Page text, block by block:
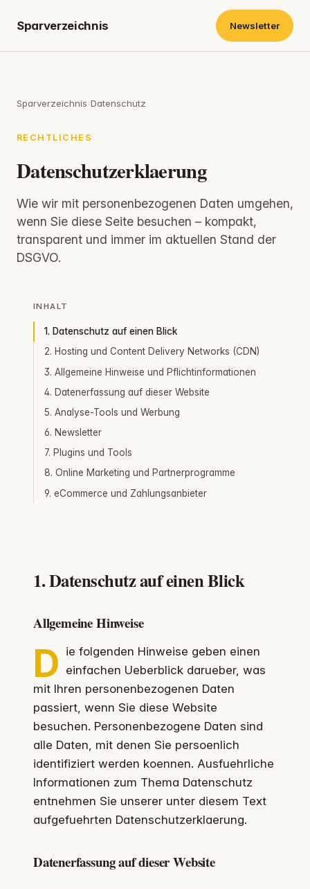
Sparverzeichnis Newsletter
Sparverzeichnis›Datenschutz
RECHTLICHES
Datenschutzerklaerung
Wie wir mit personenbezogenen Daten umgehen,
wenn Sie diese Seite besuchen – kompakt,
transparent und immer im aktuellen Stand der
DSGVO.
INHALT
1. Datenschutz auf einen Blick
2. Hosting und Content Delivery Networks (CDN)
3. Allgemeine Hinweise und Pflichtinformationen
4. Datenerfassung auf dieser Website
5. Analyse-Tools und Werbung
6. Newsletter
7. Plugins und Tools
8. Online Marketing und Partnerprogramme
9. eCommerce und Zahlungsanbieter
1. Datenschutz auf einen Blick
Allgemeine Hinweise
D ie folgenden Hinweise geben einen
einfachen Ueberblick darueber, was
mit Ihren personenbezogenen Daten
passiert, wenn Sie diese Website
besuchen. Personenbezogene Daten sind
alle Daten, mit denen Sie persoenlich
identifiziert werden koennen. Ausfuehrliche
Informationen zum Thema Datenschutz
entnehmen Sie unserer unter diesem Text
aufgefuehrten Datenschutzerklaerung.
Datenerfassung auf dieser Website